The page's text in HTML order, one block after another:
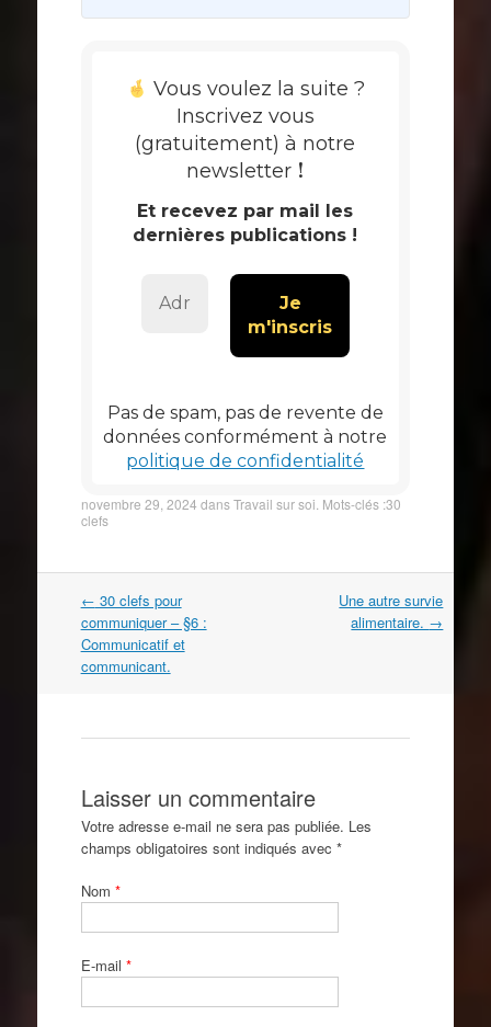
Vous voulez la suite ?
Inscrivez vous
(gratuitement) à notre
newsletter !
Et recevez par mail les
dernières publications !
Pas de spam, pas de revente de
données conformément à notre
politique de confidentialité
novembre 29, 2024 dansTravail sur soi . Mots-clés :30
clefs
Navigation
dans
les
articles
← 30 clefs pour
communiquer – §6 :
Communicatif et
communicant.
Une autre survie
alimentaire. →
Laisser un commentaire
Votre adresse e-mail ne sera pas publiée. Les
champs obligatoires sont indiqués avec *
Nom *
E-mail *